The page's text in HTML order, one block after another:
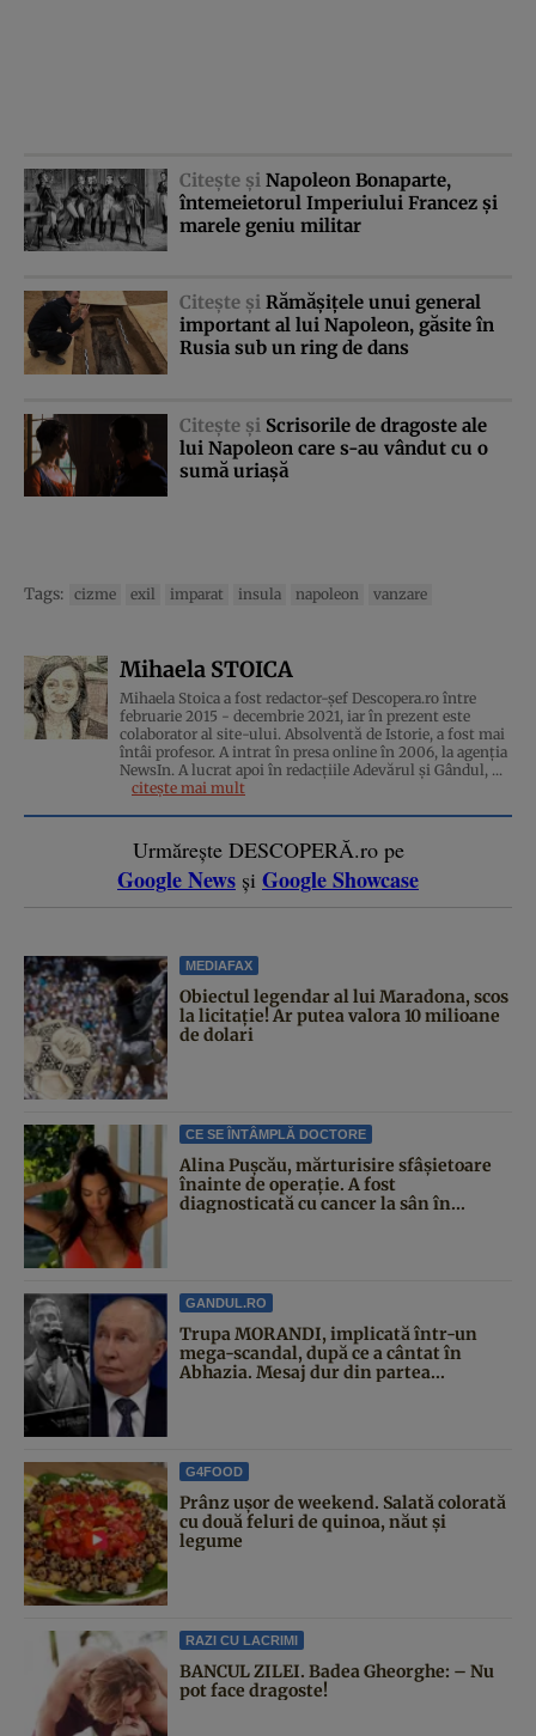
Citeşte şi Napoleon Bonaparte,
întemeietorul Imperiului Francez şi
marele geniu militar
Citeşte şi Rămăşiţele unui general
important al lui Napoleon, găsite în
Rusia sub un ring de dans
Citeşte şi Scrisorile de dragoste ale
lui Napoleon care s-au vândut cu o
sumă uriaşă
Tags: cizme exil imparat insula napoleon vanzare
Mihaela STOICA
Mihaela Stoica a fost redactor-șef Descopera.ro între
februarie 2015 - decembrie 2021, iar în prezent este
colaborator al site-ului. Absolventă de Istorie, a fost mai
întâi profesor. A intrat în presa online în 2006, la agenţia
NewsIn. A lucrat apoi în redacţiile Adevărul şi Gândul, ...
citește mai mult
Urmărește DESCOPERĂ.ro pe
Google News și Google Showcase
MEDIAFAX
Obiectul legendar al lui Maradona, scos
la licitație! Ar putea valora 10 milioane
de dolari
CE SE ÎNTÂMPLĂ DOCTORE
Alina Pușcău, mărturisire sfâșietoare
înainte de operație. A fost
diagnosticată cu cancer la sân în...
GANDUL.RO
Trupa MORANDI, implicată într-un
mega-scandal, după ce a cântat în
Abhazia. Mesaj dur din partea...
G4FOOD
Prânz ușor de weekend. Salată colorată
cu două feluri de quinoa, năut și
legume
RAZI CU LACRIMI
BANCUL ZILEI. Badea Gheorghe: – Nu
pot face dragoste!